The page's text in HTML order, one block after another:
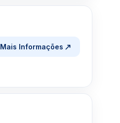
Mais Informações